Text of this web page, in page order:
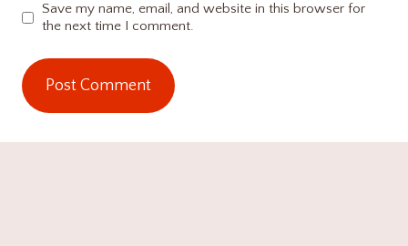
Save my name, email, and website in this browser for
the next time I comment.